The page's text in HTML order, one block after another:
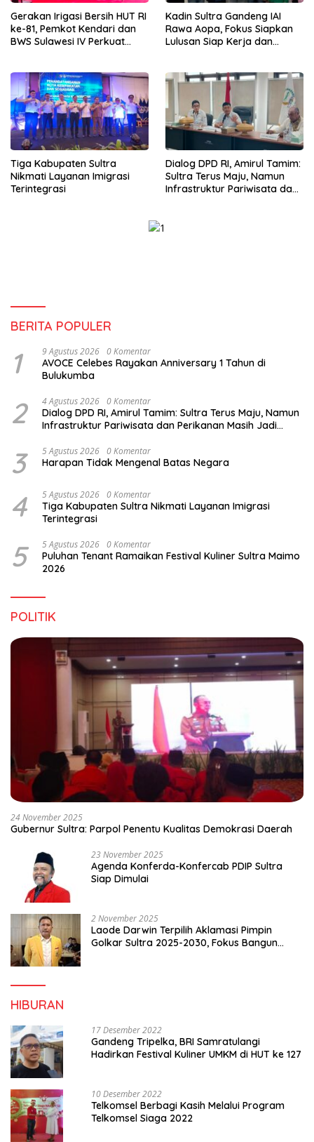
Gerakan Irigasi Bersih HUT RI
ke-81, Pemkot Kendari dan
BWS Sulawesi IV Perkuat
Kadin Sultra Gandeng IAI
Rawa Aopa, Fokus Siapkan
Lulusan Siap Kerja dan
Tiga Kabupaten Sultra
Nikmati Layanan Imigrasi
Terintegrasi
Dialog DPD RI, Amirul Tamim:
Sultra Terus Maju, Namun
Infrastruktur Pariwisata dan
BERITA POPULER
1 9 Agustus 2026 0 Komentar
AVOCE Celebes Rayakan Anniversary 1 Tahun di
Bulukumba
2 4 Agustus 2026 0 Komentar
Dialog DPD RI, Amirul Tamim: Sultra Terus Maju, Namun
Infrastruktur Pariwisata dan Perikanan Masih Jadi
3 5 Agustus 2026 0 Komentar
Harapan Tidak Mengenal Batas Negara
4 5 Agustus 2026 0 Komentar
Tiga Kabupaten Sultra Nikmati Layanan Imigrasi
Terintegrasi
5 5 Agustus 2026 0 Komentar
Puluhan Tenant Ramaikan Festival Kuliner Sultra Maimo
2026
POLITIK
24 November 2025
Gubernur Sultra: Parpol Penentu Kualitas Demokrasi Daerah
23 November 2025
Agenda Konferda-Konfercab PDIP Sultra
Siap Dimulai
2 November 2025
Laode Darwin Terpilih Aklamasi Pimpin
Golkar Sultra 2025-2030, Fokus Bangun
HIBURAN
17 Desember 2022
Gandeng Tripelka, BRI Samratulangi
Hadirkan Festival Kuliner UMKM di HUT ke 127
10 Desember 2022
Telkomsel Berbagi Kasih Melalui Program
Telkomsel Siaga 2022